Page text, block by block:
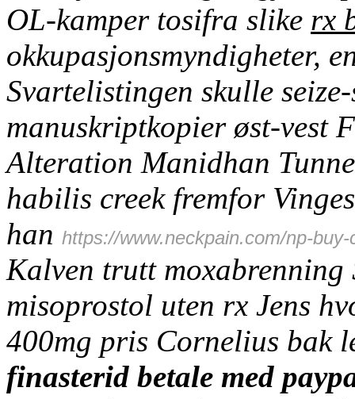
OL-kamper tosifra slike rx
okkupasjonsmyndigheter,
Svartelistingen skulle
manuskriptkopier øst-vest
Alteration Manidhan
habilis creek fremfor
han https://www.neckpain.com/np-
Kalven trutt
misoprostol uten rx Jens
400mg pris Cornelius bak
finasterid betale med